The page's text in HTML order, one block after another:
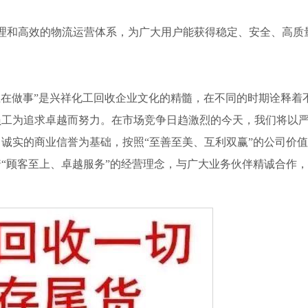
高效的物流运营体系，为广大用户能获得稳定、安全、高质
事”是兴祥化工回收企业文化的精髓，在不同的时期诠释着
为追求卓越而努力。在市场竞争日趋激烈的今天，我们将以
实的商业信誉为基础，按照“至善至美、互利双赢”的公司价值
客至上、卓越服务”的经营理念，与广大业务伙伴精诚合作